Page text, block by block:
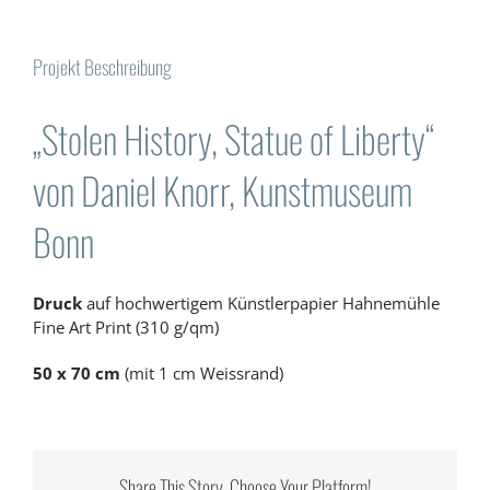
Projekt Beschreibung
„Stolen History, Statue of Liberty“
von Daniel Knorr, Kunstmuseum
Bonn
Druck auf hochwertigem Künstlerpapier Hahnemühle
Fine Art Print (310 g/qm)
50 x 70 cm (mit 1 cm Weissrand)